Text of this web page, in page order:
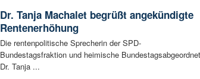
Dr. Tanja Machalet begrüßt angekündigte
Rentenerhöhung
Die rentenpolitische Sprecherin der SPD-
Bundestagsfraktion und heimische
Dr. Tanja ...